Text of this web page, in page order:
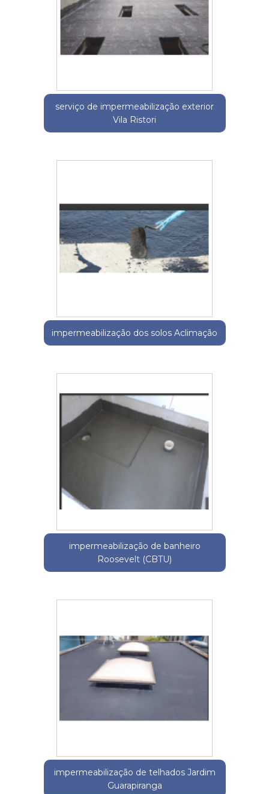
serviço de impermeabilização exterior
Vila Ristori
impermeabilização dos solos Aclimação
impermeabilização de banheiro
Roosevelt (CBTU)
impermeabilização de telhados Jardim
Guarapiranga